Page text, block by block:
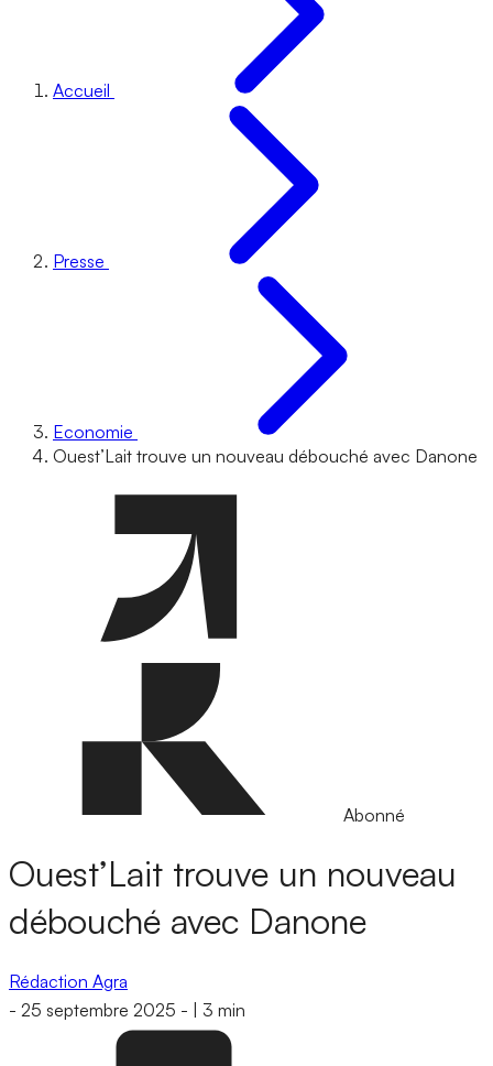
Accueil
Presse
Economie
Ouest’Lait trouve un nouveau débouché avec Danone
Abonné
Ouest’Lait trouve un nouveau
débouché avec Danone
Rédaction Agra
- 25 septembre 2025 - 3 min